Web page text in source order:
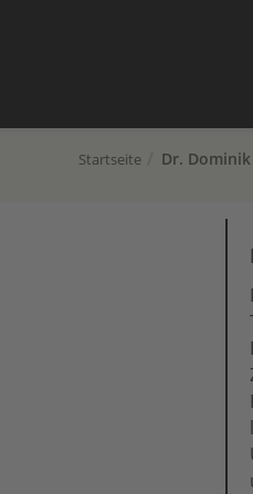
Startseite Dr.